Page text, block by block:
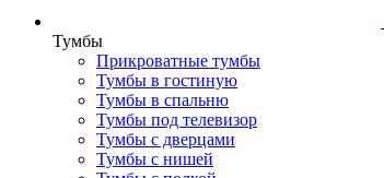
Тумбы
Прикроватные тумбы
Тумбы в гостиную
Тумбы в спальню
Тумбы под телевизор
Тумбы с дверцами
Тумбы с нишей